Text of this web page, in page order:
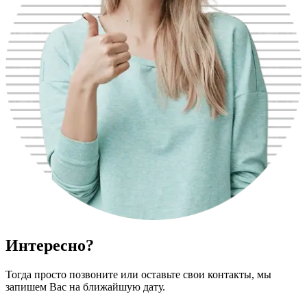
Интересно?
Тогда просто позвоните или оставьте свои контакты, мы
запишем Вас на ближайшую дату.